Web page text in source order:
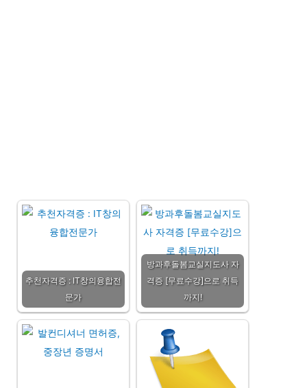
추천자격증 : IT창의융합전
문가
방과후돌봄교실지도사 자
격증 [무료수강]으로 취득
까지!